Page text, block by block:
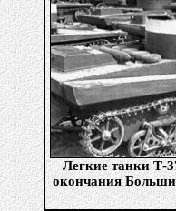
Легкие танки Т-
окончания